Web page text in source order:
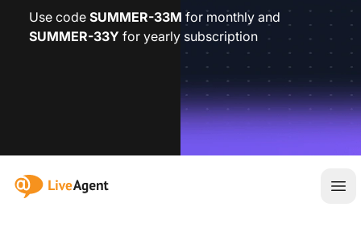
Use code SUMMER-33M for monthly and
SUMMER-33Y for yearly subscription
:site.title